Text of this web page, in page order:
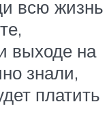
всю жизнь
выходе на
знали,
платить